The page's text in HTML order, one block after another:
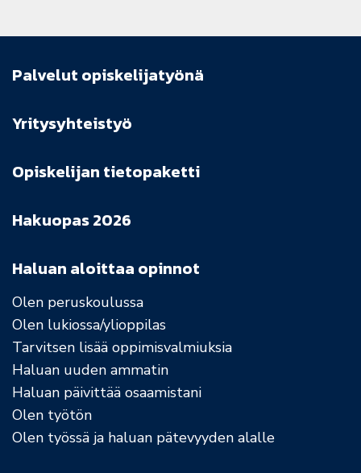
Haluan aloittaa opinnot
Olen peruskoulussa
Olen lukiossa/ylioppilas
Tarvitsen lisää oppimisvalmiuksia
Haluan uuden ammatin
Haluan päivittää osaamistani
Olen työtön
Olen työssä ja haluan pätevyyden alalle
Palvelut opiskelijatyönä
Yritysyhteistyö
Opiskelijan tietopaketti
Hakuopas 2026